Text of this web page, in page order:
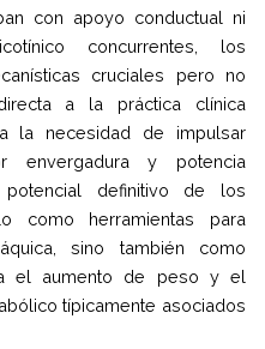
con apoyo conductual ni
concurrentes, los
cruciales pero no
a la práctica clínica
la necesidad de impulsar
envergadura y potencia
definitivo de los
como herramientas para
sino también como
el aumento de peso y el
típicamente asociados